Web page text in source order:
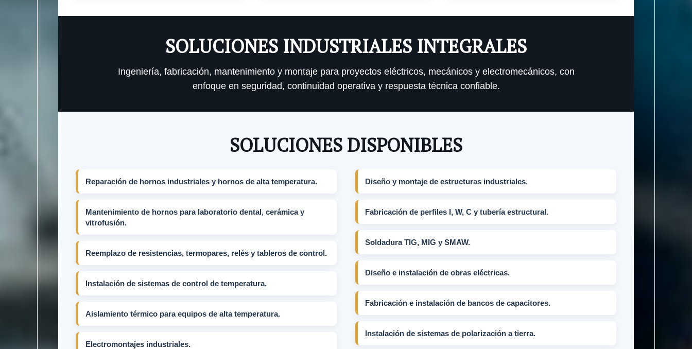
SOLUCIONES INDUSTRIALES INTEGRALES
Ingeniería, fabricación, mantenimiento y montaje para proyectos eléctricos, mecánicos y electromecánicos, con
enfoque en seguridad, continuidad operativa y respuesta técnica confiable.
SOLUCIONES DISPONIBLES
Reparación de hornos industriales y hornos de alta temperatura.
Mantenimiento de hornos para laboratorio dental, cerámica y
vitrofusión.
Reemplazo de resistencias, termopares, relés y tableros de control.
Instalación de sistemas de control de temperatura.
Aislamiento térmico para equipos de alta temperatura.
Electromontajes industriales.
Diseño y montaje de estructuras industriales.
Fabricación de perfiles I, W, C y tubería estructural.
Soldadura TIG, MIG y SMAW.
Diseño e instalación de obras eléctricas.
Fabricación e instalación de bancos de capacitores.
Instalación de sistemas de polarización a tierra.